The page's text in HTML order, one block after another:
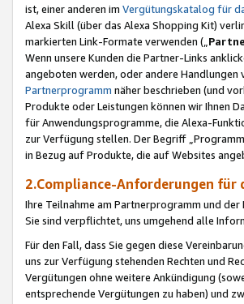
ist, einer anderen im Vergütungskatalog für
Alexa Skill (über das Alexa Shopping Kit)
markierten Link-Formate verwenden („
Wenn unsere Kunden die Partner-Links
angeboten werden, oder andere
Partnerprogramm näher beschrieben (und
Produkte oder Leistungen können wir Ihnen
für Anwendungsprogramme, die Alexa-
zur Verfügung stellen. Der Begriff
in Bezug auf Produkte, die auf Websites
2.Compliance-Anforderungen
Ihre Teilnahme am Partnerprogramm und
Sie sind verpflichtet, uns umgehend alle
Für den Fall, dass Sie gegen diese
uns zur Verfügung stehenden Rechten und
Vergütungen ohne weitere Ankündigung
entsprechende Vergütungen zu haben) und